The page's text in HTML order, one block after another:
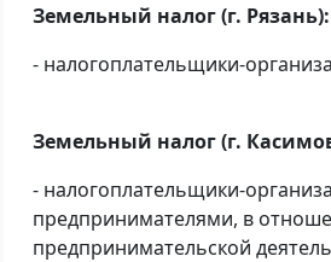
Земельный налог (г. Рязань):
- налогоплательщики-
Земельный налог (г.
- налогоплательщики-
предпринимателями, в
предпринимательской